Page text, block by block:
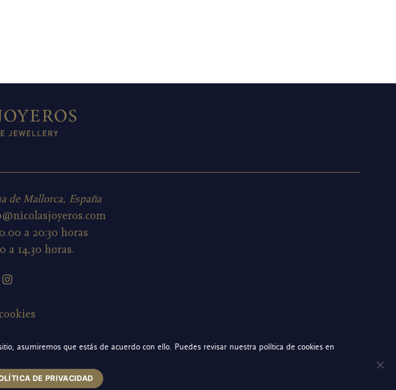
de Mallorca, España
a 20:30 horas
a 14,30 horas.
asumiremos que estás de acuerdo con ello. Puedes revisar nuestra política de cookies en
DE PRIVACIDAD